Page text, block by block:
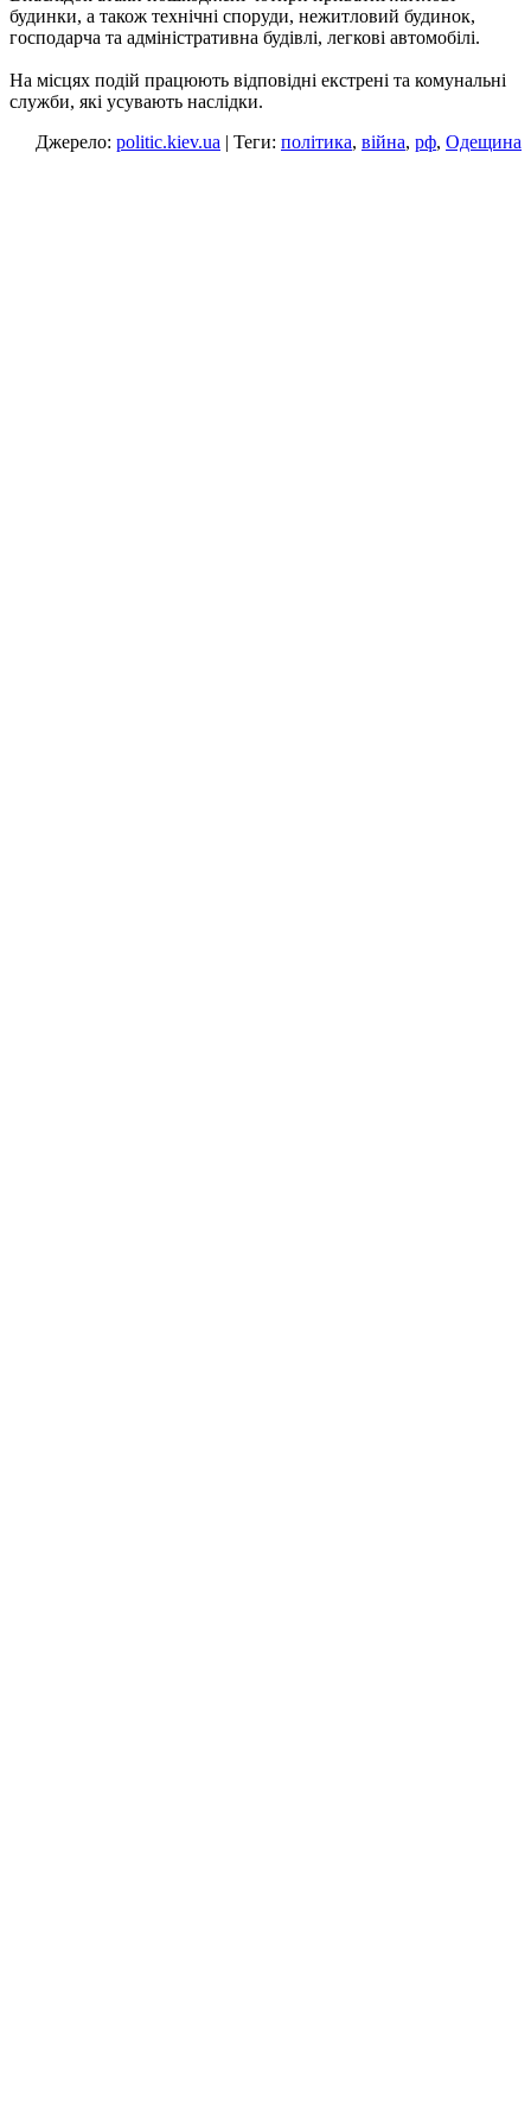
будинки, а також технічні споруди, нежитловий будинок,
господарча та адміністративна будівлі, легкові автомобілі.
На місцях подій працюють відповідні екстрені та комунальні
служби, які усувають наслідки.
Джерело: politic.kiev.ua | Теги: політика, війна, рф, Одещина